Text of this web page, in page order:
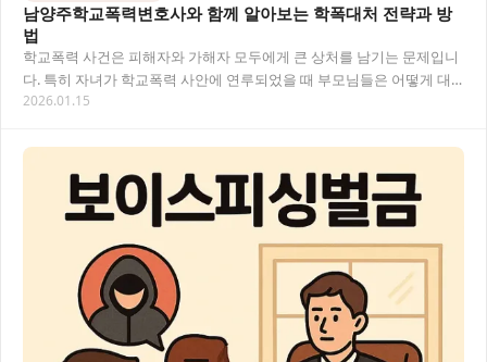
남양주학교폭력변호사와 함께 알아보는 학폭대처 전략과 방
법
학교폭력 사건은 피해자와 가해자 모두에게 큰 상처를 남기는 문제입니
다. 특히 자녀가 학교폭력 사안에 연루되었을 때 부모님들은 어떻게 대
응해야 할지 막막함을 느끼실 수 있어요. 남양…
2026.01.15